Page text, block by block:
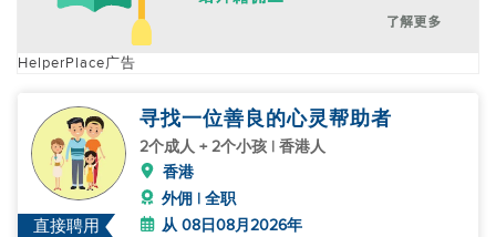
HelperPlace广告
直接聘用
寻找一位善良的心灵帮助者
2个成人 + 2个小孩 | 香港人
香港
外佣 | 全职
从 08日08月2026年